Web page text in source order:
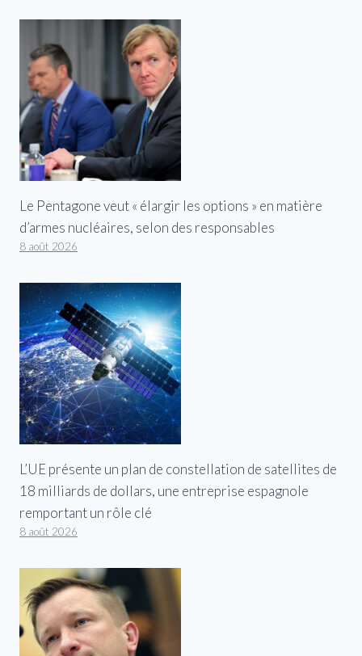
Le Pentagone veut « élargir les options » en matière
d’armes nucléaires, selon des responsables
8 août 2026
L’UE présente un plan de constellation de satellites de
18 milliards de dollars, une entreprise espagnole
remportant un rôle clé
8 août 2026